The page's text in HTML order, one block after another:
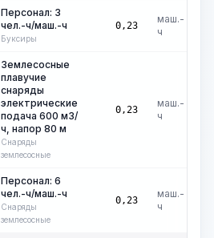
Персонал: 3
чел.-ч/маш.-ч
Буксиры
0,23
маш.-
ч
Землесосные
плавучие
снаряды
электрические
подача 600 м3/
ч, напор 80 м
Снаряды
землесосные
0,23
маш.-
ч
Персонал: 6
чел.-ч/маш.-ч
Снаряды
землесосные
0,23
маш.-
ч